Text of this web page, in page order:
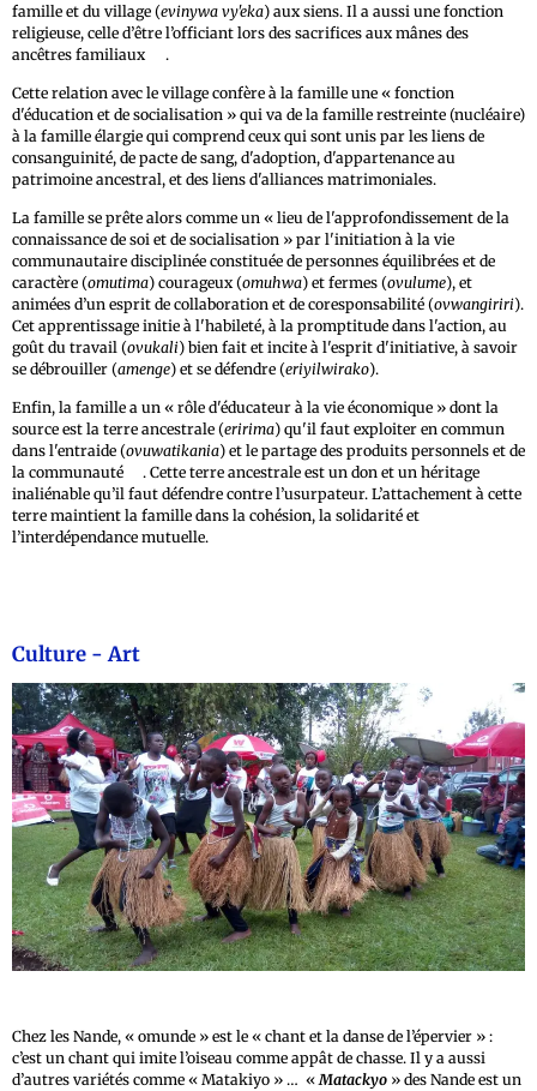
famille et du village (evinywa vy'eka) aux siens. Il a aussi une fonction
religieuse, celle d’être l’officiant lors des sacrifices aux mânes des
ancêtres familiaux
.
Cette relation avec le village confère à la famille une « fonction
d'éducation et de socialisation » qui va de la famille restreinte (nucléaire)
à la famille élargie qui comprend ceux qui sont unis par les liens de
consanguinité, de pacte de sang, d'adoption, d'appartenance au
patrimoine ancestral, et des liens d'alliances matrimoniales.
La famille se prête alors comme un « lieu de l'approfondissement de la
connaissance de soi et de socialisation » par l'initiation à la vie
communautaire disciplinée constituée de personnes équilibrées et de
caractère (omutima) courageux (omuhwa) et fermes (ovulume), et
animées d’un esprit de collaboration et de coresponsabilité (ovwangiriri).
Cet apprentissage initie à l'habileté, à la promptitude dans l'action, au
goût du travail (ovukali) bien fait et incite à l'esprit d'initiative, à savoir
se débrouiller (amenge) et se défendre (eriyilwirako).
Enfin, la famille a un « rôle d'éducateur à la vie économique » dont la
source est la terre ancestrale (eririma) qu'il faut exploiter en commun
dans l'entraide (ovuwatikania) et le partage des produits personnels et de
la communauté
. Cette terre ancestrale est un don et un héritage
inaliénable qu’il faut défendre contre l’usurpateur. L’attachement à cette
terre maintient la famille dans la cohésion, la solidarité et
l’interdépendance mutuelle.
Culture - Art
Chez les Nande, « omunde » est le « chant et la danse de l’épervier » :
c’est un chant qui imite l’oiseau comme appât de chasse. Il y a aussi
d’autres variétés comme « Matakiyo » … «Matackyo » des Nande est un